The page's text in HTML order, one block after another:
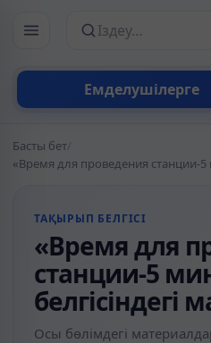
Емделушілерге
Сайттан іздеу
Басты бет/
«Время для проведения станции-5
ТАҚЫРЫП БЕЛГІСІ
«Время для
станции-5
белгісіндегі
Осы бөлімдегі